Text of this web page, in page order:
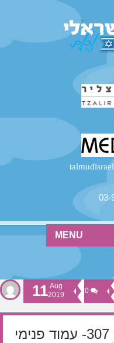
03-
MENU
11 Aug
2019
0